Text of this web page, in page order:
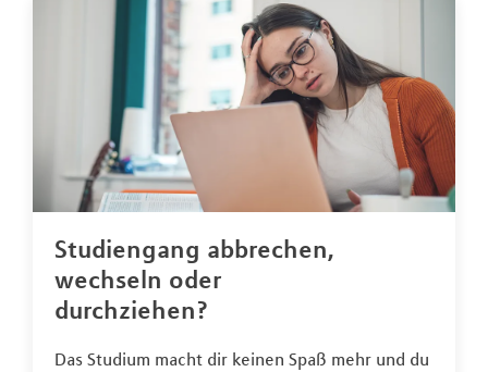
Studiengang abbrechen,
wechseln oder
durchziehen?
Das Studium macht dir keinen Spaß mehr und du